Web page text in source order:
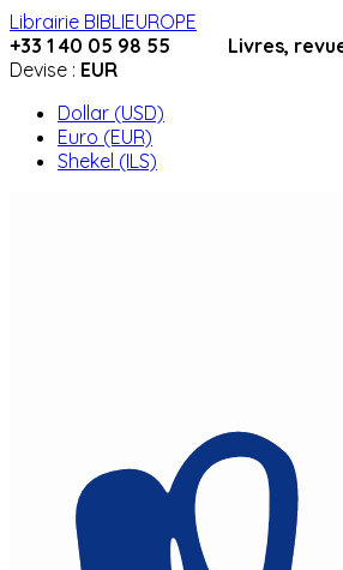
Librairie BIBLIEUROPE
+33 1 40 05 98 55 Livres,
Devise : EUR
Dollar (USD)
Euro (EUR)
Shekel (ILS)